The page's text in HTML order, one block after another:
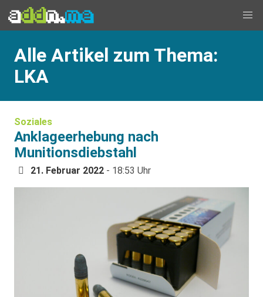
Alle Artikel zum Thema:
LKA
Soziales
Anklageerhebung nach
Munitionsdiebstahl
21. Februar 2022 - 18:53 Uhr